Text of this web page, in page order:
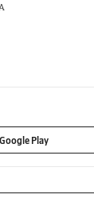
Google Play